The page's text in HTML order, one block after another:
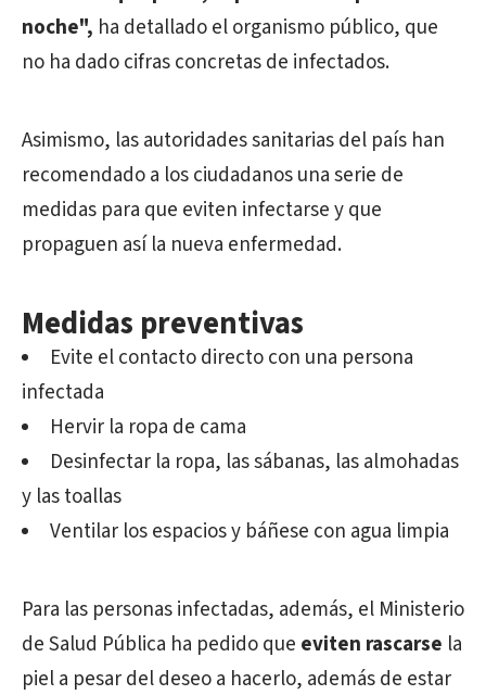
noche", ha detallado el organismo público, que
no ha dado cifras concretas de infectados.
Asimismo, las autoridades sanitarias del país han
recomendado a los ciudadanos una serie de
medidas para que eviten infectarse y que
propaguen así la nueva enfermedad.
Medidas preventivas
Evite el contacto directo con una persona
infectada
Hervir la ropa de cama
Desinfectar la ropa, las sábanas, las almohadas
y las toallas
Ventilar los espacios y báñese con agua limpia
Para las personas infectadas, además, el Ministerio
de Salud Pública ha pedido que eviten rascarse la
piel a pesar del deseo a hacerlo, además de estar